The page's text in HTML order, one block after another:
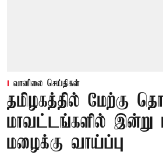
வானிலை செய்திகள்
தமிழகத்தில் மேற்கு
மாவட்டங்களில் இன்று
மழைக்கு வாய்ப்பு